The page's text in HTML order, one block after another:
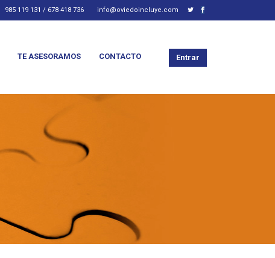
985 119 131 / 678 418 736 info@oviedoincluye.com
TE ASESORAMOS CONTACTO Entrar